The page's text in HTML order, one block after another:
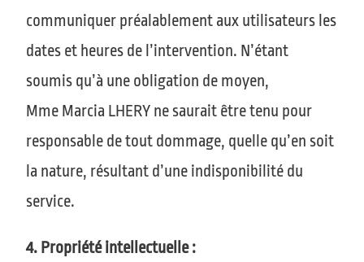
communiquer préalablement aux utilisateurs les
dates et heures de l’intervention. N’étant
soumis qu’à une obligation de moyen,
Mme Marcia LHERY ne saurait être tenu pour
responsable de tout dommage, quelle qu’en soit
la nature, résultant d’une indisponibilité du
service.
4. Propriété intellectuelle :